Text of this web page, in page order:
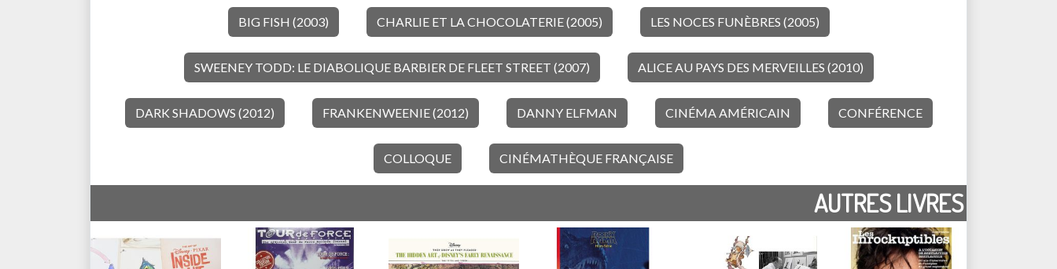
BIG FISH (2003) CHARLIE ET LA CHOCOLATERIE (2005) LES NOCES FUNÈBRES (2005)
SWEENEY TODD: LE DIABOLIQUE BARBIER DE FLEET STREET (2007) ALICE AU PAYS DES MERVEILLES (2010)
DARK SHADOWS (2012) FRANKENWEENIE (2012) DANNY ELFMAN CINÉMA AMÉRICAIN CONFÉRENCE
COLLOQUE CINÉMATHÈQUE FRANÇAISE
AUTRES LIVRES